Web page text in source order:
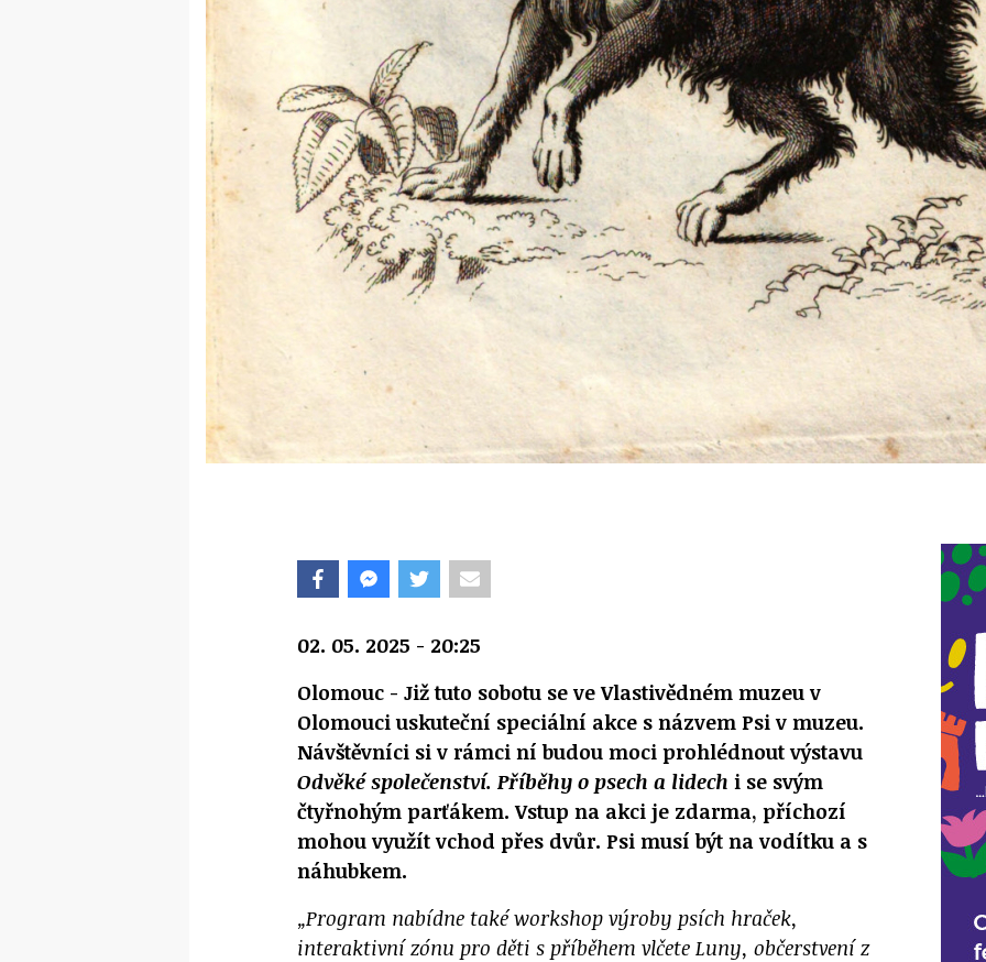
02. 05. 2025 - 20:25
Olomouc - Již tuto sobotu se ve Vlastivědném muzeu v
Olomouci uskuteční speciální akce s názvemPsi v muzeu.
Návštěvníci si v rámci ní budou moci prohlédnout výstavu
Odvěké společenství. Příběhy o psech a lidech i se svým
čtyřnohým parťákem. Vstup na akci je zdarma, příchozí
mohou využít vchod přes dvůr. Psi musí být na vodítku a s
náhubkem.
„Program nabídne také workshop výroby psích hraček,
interaktivní zónu pro děti s příběhem vlčete Luny, občerstvení z